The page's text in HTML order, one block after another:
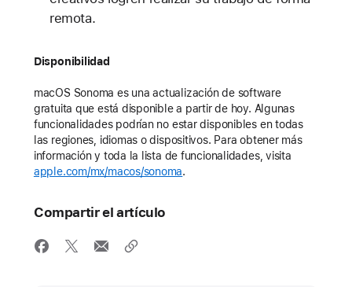
remota.
Disponibilidad
macOS Sonoma es una actualización de software
gratuita que está disponible a partir de hoy. Algunas
funcionalidades podrían no estar disponibles en todas
las regiones, idiomas o dispositivos. Para obtener más
información y toda la lista de funcionalidades, visita
apple.com/mx/macos/sonoma.
Compartir el artículo